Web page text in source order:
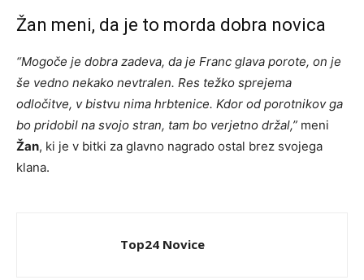
Žan meni, da je to morda dobra novica
“Mogoče je dobra zadeva, da je Franc glava porote, on je
še vedno nekako nevtralen. Res težko sprejema
odločitve, v bistvu nima hrbtenice. Kdor od porotnikov ga
bo pridobil na svojo stran, tam bo verjetno držal,” meni
Žan, ki je v bitki za glavno nagrado ostal brez svojega
klana.
Top24 Novice